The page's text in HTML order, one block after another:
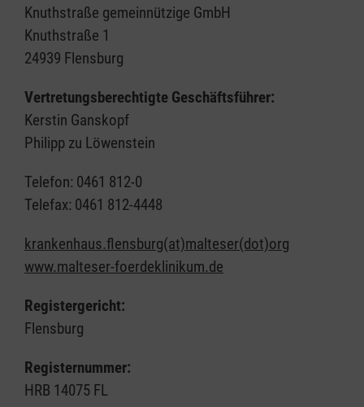
Knuthstraße gemeinnützige GmbH
Knuthstraße 1
24939 Flensburg
Vertretungsberechtigte Geschäftsführer:
Kerstin Ganskopf
Philipp zu Löwenstein
Telefon: 0461 812-0
Telefax: 0461 812-4448
krankenhaus.flensburg(at)malteser(dot)org
www.malteser-foerdeklinikum.de
Registergericht:
Flensburg
Registernummer:
HRB 14075 FL